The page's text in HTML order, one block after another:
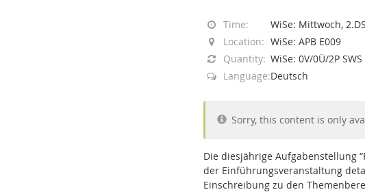
Time:
WiSe: Mittwoch,
Location: WiSe: APB E009
Quantity: WiSe: 0V/0Ü/2P SWS
Language:Deutsch
Sorry, this content is only
Die diesjährige Aufgabenstellung
der Einführungsveranstaltung
Einschreibung zu den